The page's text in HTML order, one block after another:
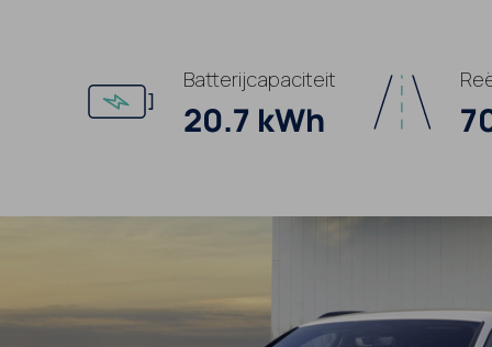
Batterijcapaciteit
20.7 kWh